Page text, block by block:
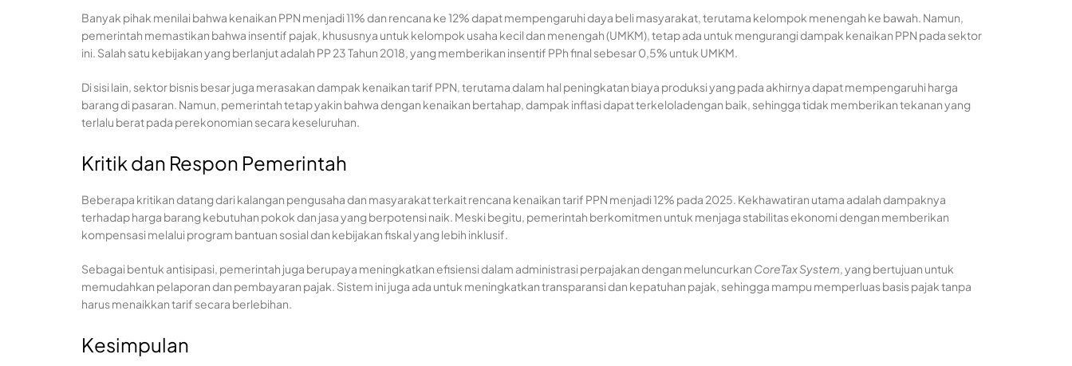
Banyak pihak menilai bahwa kenaikan PPN menjadi 11% dan rencana ke 12% dapat mempengaruhi daya beli masyarakat, terutama kelompok menengah ke bawah. Namun,
pemerintah memastikan bahwa insentif pajak, khususnya untuk kelompok usaha kecil dan menengah (UMKM), tetap ada untuk mengurangi dampak kenaikan PPN pada sektor
ini. Salah satu kebijakan yang berlanjut adalah PP 23 Tahun 2018, yang memberikan insentif PPh final sebesar 0,5% untuk UMKM.
Di sisi lain, sektor bisnis besar juga merasakan dampak kenaikan tarif PPN, terutama dalam hal peningkatan biaya produksi yang pada akhirnya dapat mempengaruhi harga
barang di pasaran. Namun, pemerintah tetap yakin bahwa dengan kenaikan bertahap, dampak inflasi dapat terkeloladengan baik, sehingga tidak memberikan tekanan yang
terlalu berat pada perekonomian secara keseluruhan.
Kritik dan Respon Pemerintah
Beberapa kritikan datang dari kalangan pengusaha dan masyarakat terkait rencana kenaikan tarif PPN menjadi 12% pada 2025. Kekhawatiran utama adalah dampaknya
terhadap harga barang kebutuhan pokok dan jasa yang berpotensi naik. Meski begitu, pemerintah berkomitmen untuk menjaga stabilitas ekonomi dengan memberikan
kompensasi melalui program bantuan sosial dan kebijakan fiskal yang lebih inklusif.
Sebagai bentuk antisipasi, pemerintah juga berupaya meningkatkan efisiensi dalam administrasi perpajakan dengan meluncurkan CoreTaxSystem, yang bertujuan untuk
memudahkan pelaporan dan pembayaran pajak. Sistem ini juga ada untuk meningkatkan transparansi dan kepatuhan pajak, sehingga mampu memperluas basis pajak tanpa
harus menaikkan tarif secara berlebihan.
Kesimpulan